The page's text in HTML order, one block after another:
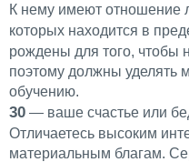
К нему имеют отношение
которых находится в
рождены для того, чтобы
поэтому должны уделять
обучению.
30 — ваше счастье или
Отличаетесь высоким
материальным благам.